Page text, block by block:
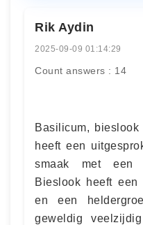
Rik Aydin
2025-09-09 01:14:29
Count answers : 14
Basilicum,
heeft een
smaak met een
Bieslook heeft een
en een
geweldig